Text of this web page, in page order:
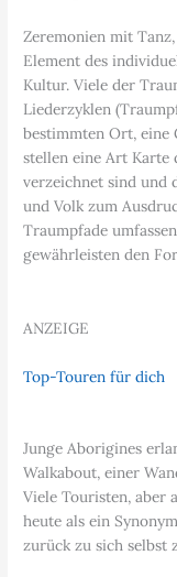
Zeremonien mit
Element des
Kultur. Viele der
Liederzyklen
bestimmten Ort, eine
stellen eine Art Karte
verzeichnet sind und
und Volk zum
Traumpfade
gewährleisten den
ANZEIGE
Top-Touren für dich
Junge Aborigines
Walkabout, einer
Viele Touristen, aber
heute als ein
zurück zu sich selbst